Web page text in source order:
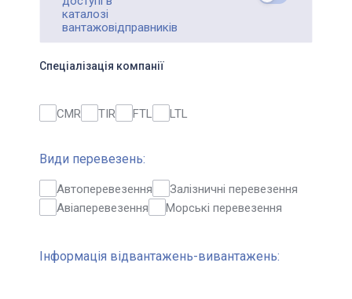
каталозі
вантажовідправників
Спеціалізація компанії
CMR TIR FTL LTL
Види перевезень:
Автоперевезення
Залізничні перевезення
Авіаперевезення
Морські перевезення
Інформація відвантажень-вивантажень: